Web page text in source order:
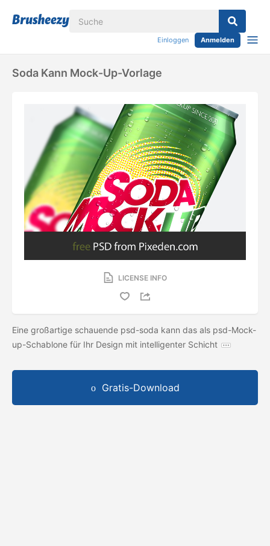
Einloggen Anmelden
Soda Kann Mock-Up-Vorlage
LICENSE INFO
Eine großartige schauende psd-soda kann das als psd-Mock-
up-Schablone für Ihr Design mit intelligenter Schicht
Gratis-Download